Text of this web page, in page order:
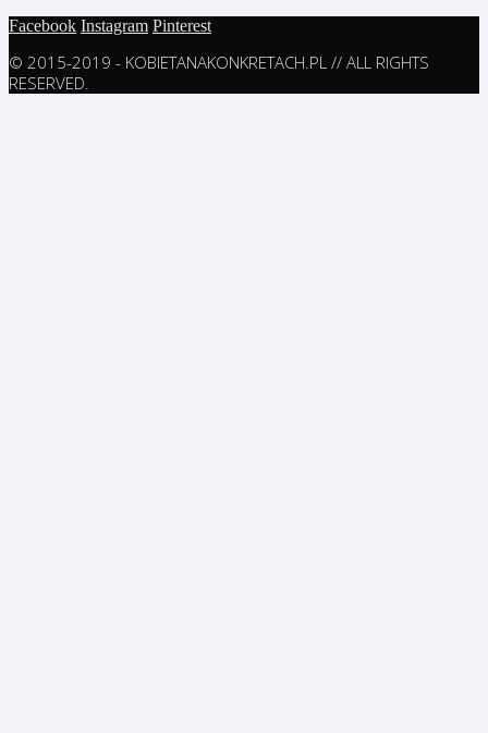
Facebook Instagram Pinterest
© 2015-2019 - KOBIETANAKONKRETACH.PL // ALL RIGHTS
RESERVED.